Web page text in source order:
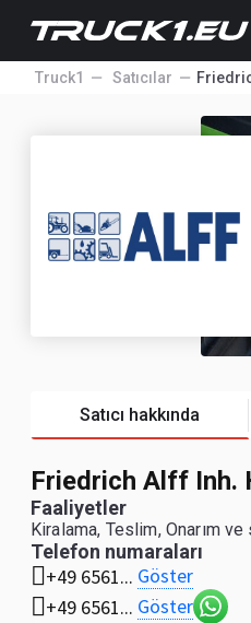
Truck1 Satıcılar
Satıcı hakkında
Friedrich Alff Inh.
Faaliyetler
Kiralama, Teslim, Onarım
Telefon numaraları
+49 6561... Göster
+49 6561... Göster